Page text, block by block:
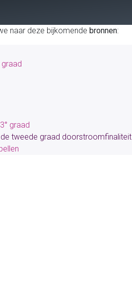
naar deze bijkomende bronnen:
graad
tweede graad doorstroomfinaliteit